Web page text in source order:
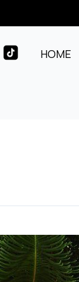
HOME